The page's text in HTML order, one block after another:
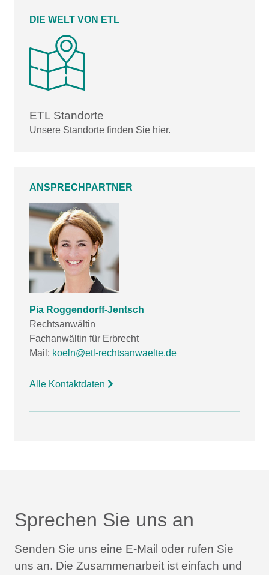
DIE WELT VON ETL
ETL Standorte
Unsere Standorte finden Sie hier.
ANSPRECHPARTNER
Pia Roggendorff-Jentsch
Rechtsanwältin
Fachanwältin für Erbrecht
Mail: koeln@etl-rechtsanwaelte.de
Alle Kontaktdaten
Sprechen Sie uns an
Senden Sie uns eine E-Mail oder rufen Sie
uns an. Die Zusammenarbeit ist einfach und